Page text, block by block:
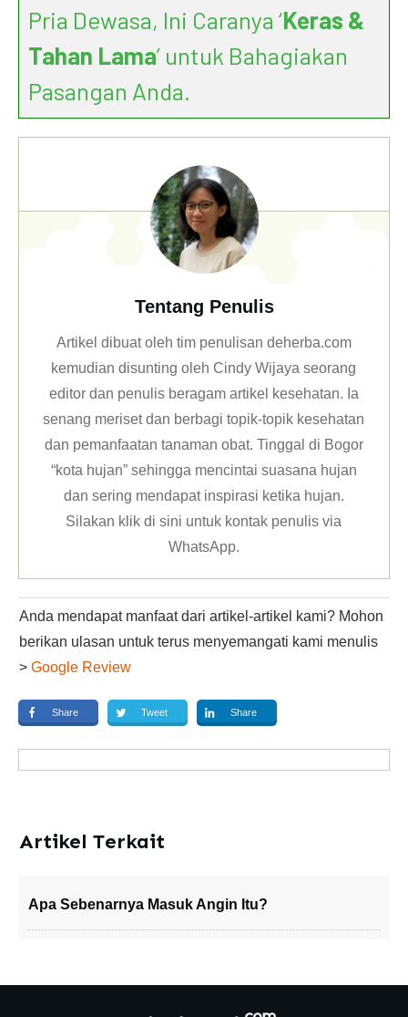
Pria Dewasa, Ini Caranya ‘Keras &
Tahan Lama’ untuk Bahagiakan
Pasangan Anda.
Tentang Penulis
Artikel dibuat oleh tim penulisan deherba.com
kemudian disunting oleh Cindy Wijaya seorang
editor dan penulis beragam artikel kesehatan. Ia
senang meriset dan berbagi topik-topik kesehatan
dan pemanfaatan tanaman obat. Tinggal di Bogor
“kota hujan” sehingga mencintai suasana hujan
dan sering mendapat inspirasi ketika hujan.
Silakan klikdi sini untuk kontak penulis via
WhatsApp.
Anda mendapat manfaat dari artikel-artikel kami? Mohon
berikan ulasan untuk terus menyemangati kami menulis
> Google Review
Share Tweet Share
Artikel Terkait
Apa Sebenarnya Masuk Angin Itu?